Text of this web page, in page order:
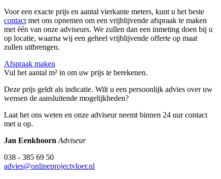
Voor een exacte prijs en aantal vierkante meters, kunt u het beste
contact met ons opnemen om een vrijblijvende afspraak te maken
met één van onze adviseurs. We zullen dan een inmeting doen bij u
op locatie, waarna wij een geheel vrijblijvende offerte op maat
zullen uitbrengen.
Afspraak maken
Vul het aantal m² in om uw prijs te berekenen.
Deze prijs geldt als indicatie. Wilt u een persoonlijk advies over uw
wensen de aansluitende mogelijkheden?
Laat het ons weten en onze adviseur neemt binnen 24 uur contact
met u op.
Jan Eenkhoorn Adviseur
038 - 385 69 50
advies@onlineprojectvloer.nl